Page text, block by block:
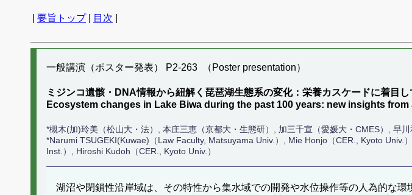
要旨トップ| 目次
一般講演（ポスター発表） P2-263 （Poster presentation）
ミジンコ遺骸・DNA情報から紐解く琵琶湖生態系の変化：栄養カスケードに着目し
Ecosystem changes in Lake Biwa during the past 100 years: new insights
*槻木(加)玲美（松山大・法）, 本庄三恵（京都大・生態研）, 加三千宣（愛媛大・CMES）, 早
*Narumi TSUGEKI(Kuwae)（Law Faculty, Matsuyama Univ.）, Mie Honjo（CER., Kyoto
Inst.）, Hiroshi Kudoh（CER., Kyoto Univ.）
湖沼や閉鎖性沿岸域は、その特性から集水域での開発や水位操作等の人為的な